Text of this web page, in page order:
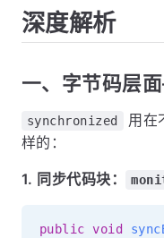
深度解析
一、字节码层
synchronized
用在
样的：
1. 同步代码块：
public void